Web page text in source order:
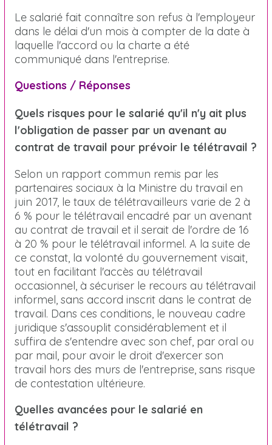
Le salarié fait connaître son refus à l'employeur
dans le délai d'un mois à compter de la date à
laquelle l'accord ou la charte a été
communiqué dans l'entreprise.
Questions / Réponses
Quels risques pour le salarié qu'il n'y ait plus
l'obligation de passer par un avenant au
contrat de travail pour prévoir le télétravail ?
Selon un rapport commun remis par les
partenaires sociaux à la Ministre du travail en
juin 2017, le taux de télétravailleurs varie de 2 à
6 % pour le télétravail encadré par un avenant
au contrat de travail et il serait de l'ordre de 16
à 20 % pour le télétravail informel. A la suite de
ce constat, la volonté du gouvernement visait,
tout en facilitant l'accès au télétravail
occasionnel, à sécuriser le recours au télétravail
informel, sans accord inscrit dans le contrat de
travail. Dans ces conditions, le nouveau cadre
juridique s'assouplit considérablement et il
suffira de s'entendre avec son chef, par oral ou
par mail, pour avoir le droit d'exercer son
travail hors des murs de l'entreprise, sans risque
de contestation ultérieure.
Quelles avancées pour le salarié en
télétravail ?